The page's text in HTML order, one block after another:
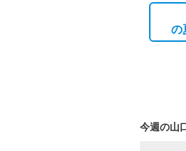
の
今週の山